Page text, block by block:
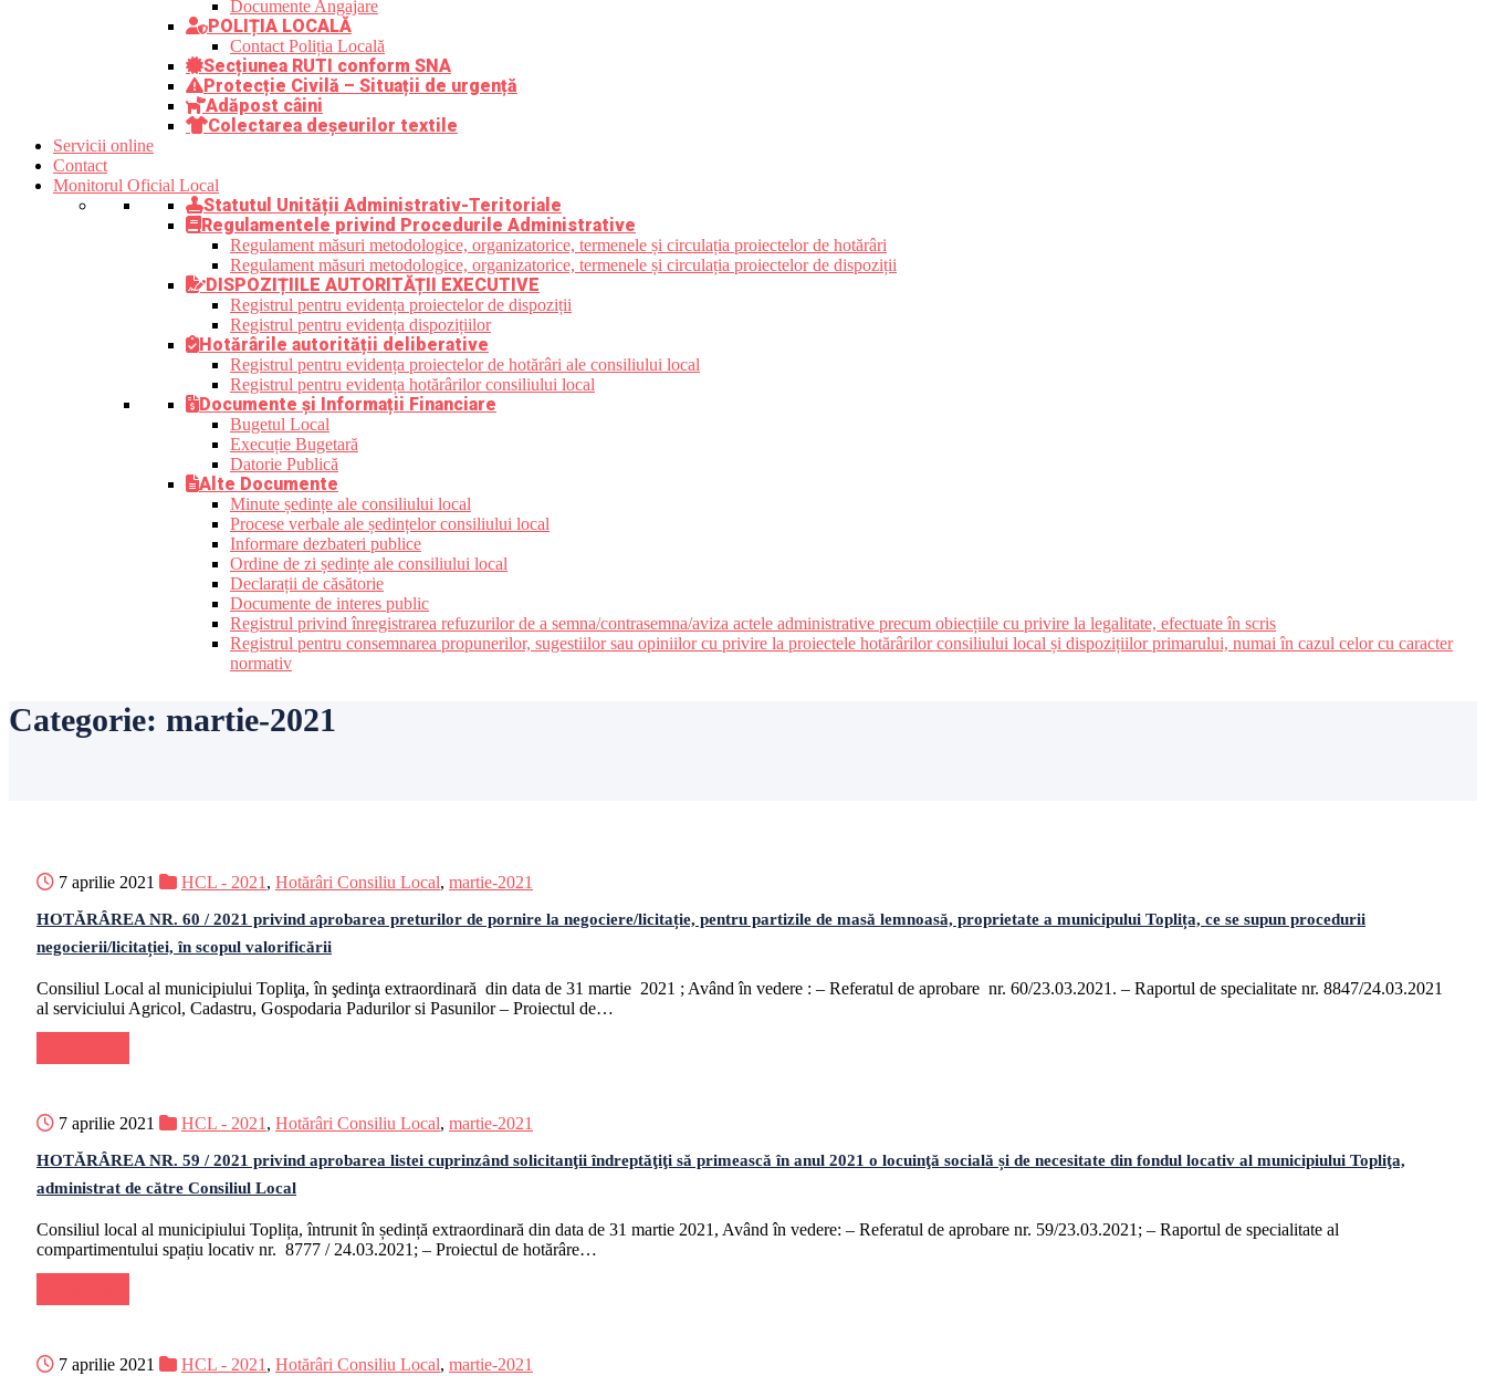
Documente Angajare
POLIȚIA LOCALĂ
Contact Poliția Locală
Secțiunea RUTI conform SNA
Protecție Civilă – Situații de urgență
Adăpost câini
Colectarea deșeurilor textile
Servicii online
Contact
Monitorul Oficial Local
Statutul Unității Administrativ-Teritoriale
Regulamentele privind Procedurile Administrative
Regulament măsuri metodologice, organizatorice, termenele și circulația proiectelor de hotărâri
Regulament măsuri metodologice, organizatorice, termenele și circulația proiectelor de dispoziții
DISPOZIȚIILE AUTORITĂȚII EXECUTIVE
Registrul pentru evidența proiectelor de dispoziții
Registrul pentru evidența dispozițiilor
Hotărârile autorității deliberative
Registrul pentru evidența proiectelor de hotărâri ale consiliului local
Registrul pentru evidența hotărârilor consiliului local
Documente și Informații Financiare
Bugetul Local
Execuție Bugetară
Datorie Publică
Alte Documente
Minute ședințe ale consiliului local
Procese verbale ale ședințelor consiliului local
Informare dezbateri publice
Ordine de zi ședințe ale consiliului local
Declarații de căsătorie
Documente de interes public
Registrul privind înregistrarea refuzurilor de a semna/contrasemna/aviza actele administrative precum obiecțiile cu privire la legalitate, efectuate în scris
Registrul pentru consemnarea propunerilor, sugestiilor sau opiniilor cu privire la proiectele hotărârilor consiliului local și dispozițiilor primarului, numai în cazul celor cu caracter
normativ
Categorie: martie-2021
7 aprilie 2021 HCL - 2021 , Hotărâri Consiliu Local, martie-2021
HOTǍRÂREA NR. 60 / 2021 privind aprobarea preturilor de pornire la negociere/licitație, pentru partizile de masă lemnoasă, proprietate a municipului Toplița, ce se supun procedurii
negocierii/licitației, în scopul valorificării
Consiliul Local al municipiului Topliţa, în şedinţa extraordinară din data de 31 martie 2021 ; Având în vedere : – Referatul de aprobare nr. 60/23.03.2021. – Raportul de specialitate nr. 8847/24.03.2021
al serviciului Agricol, Cadastru, Gospodaria Padurilor si Pasunilor – Proiectul de…
7 aprilie 2021 HCL - 2021 , Hotărâri Consiliu Local, martie-2021
HOTĂRÂREA NR. 59 / 2021 privind aprobarea listei cuprinzând solicitanţii îndreptăţiţi să primească în anul 2021 o locuinţă socială și de necesitate din fondul locativ al municipiului Topliţa,
administrat de către Consiliul Local
Consiliul local al municipiului Toplița, întrunit în ședință extraordinară din data de 31 martie 2021, Având în vedere: – Referatul de aprobare nr. 59/23.03.2021; – Raportul de specialitate al
compartimentului spațiu locativ nr. 8777 / 24.03.2021; – Proiectul de hotărâre…
7 aprilie 2021 HCL - 2021 , Hotărâri Consiliu Local, martie-2021